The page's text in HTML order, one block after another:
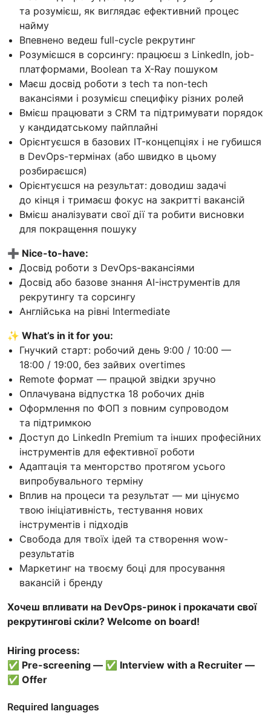
та розумієш, як виглядає ефективний процес
найму
Впевнено ведеш full-cycle рекрутинг
Розумієшся в сорсингу: працюєш з LinkedIn, job-
платформами, Boolean та X-Ray пошуком
Маєш досвід роботи з tech та non-tech
вакансіями і розумієш специфіку різних ролей
Вмієш працювати з CRM та підтримувати порядок
у кандидатському пайплайні
Орієнтуєшся в базових IT-концепціях і не губишся
в DevOps-термінах (або швидко в цьому
розбираєшся)
Орієнтуєшся на результат: доводиш задачі
до кінця і тримаєш фокус на закритті вакансій
Вмієш аналізувати свої дії та робити висновки
для покращення пошуку
➕ Nice-to-have:
Досвід роботи з DevOps-вакансіями
Досвід або базове знання AI-інструментів для
рекрутингу та сорсингу
Англійська на рівні Intermediate
✨ What’s in it for you:
Гнучкий старт: робочий день 9:00 / 10:00 —
18:00 / 19:00, без зайвих overtimes
Remote формат — працюй звідки зручно
Оплачувана відпустка 18 робочих днів
Оформлення по ФОП з повним супроводом
та підтримкою
Доступ до LinkedIn Premium та інших професійних
інструментів для ефективної роботи
Адаптація та менторство протягом усього
випробувального терміну
Вплив на процеси та результат — ми цінуємо
твою ініціативність, тестування нових
інструментів і підходів
Свобода для твоїх ідей та створення wow-
результатів
Маркетинг на твоєму боці для просування
вакансій і бренду
Хочеш впливати на DevOps-ринок і прокачати свої
рекрутингові скіли? Welcome on board!
Hiring process:
✅ Pre-screening — ✅ Interview with a Recruiter —
✅ Offer
Required languages